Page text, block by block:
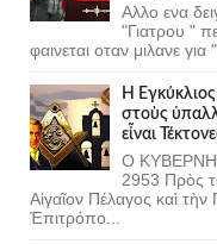
Αλλο ενα
"Γιατρου "
φαινεται οταν μιλανε για
Ἡ
στοὺς
εἶναι
Ο
2953 Πρὸς
Αἰγαῖον Πέλαγος καὶ
Ἐπιτρόπο...